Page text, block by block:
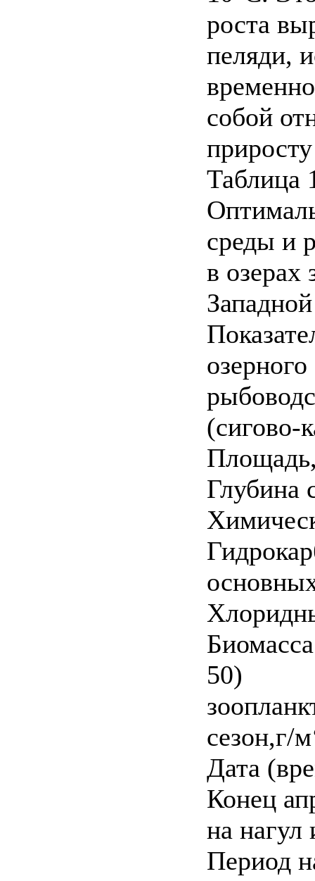
роста
пеляди,
собой
Таблица
среды и
в озерах
озерного
(сигово-
Глубина
50)
сезон,г/
Дата
Конец
на нагул
Период